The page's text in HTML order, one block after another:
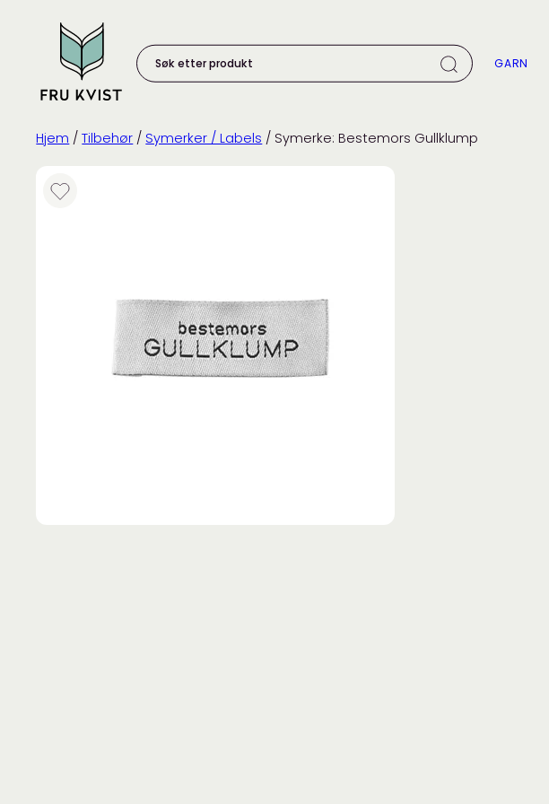
content
etter
produkt:
GARN
Hjem /Tilbehør / Symerker / Labels / Symerke: Bestemors Gullklump